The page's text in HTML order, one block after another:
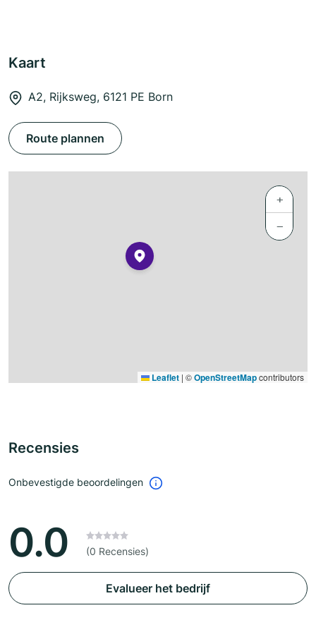
Kaart
A2, Rijksweg, 6121 PE Born
Route plannen
+
−
Leaflet | ©OpenStreetMapcontributors
Recensies
Onbevestigde beoordelingen
0.0 (0 Recensies)
Evalueer het bedrijf